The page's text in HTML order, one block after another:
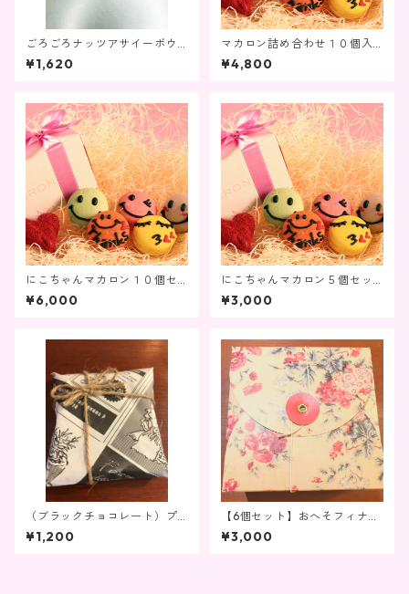
ごろごろナッツアサイーボウ
ル
¥1,620
マカロン詰め合わせ１０個入
り
¥4,800
にこちゃんマカロン１０個セ
ット
¥6,000
にこちゃんマカロン５個セッ
ト
¥3,000
（ブラックチョコレート）プ
レミアムリッチ チョコレート
タルト（ブラック）
¥1,200
【6個セット】おへそフィナン
シェ（花柄の箱入り）
¥3,000